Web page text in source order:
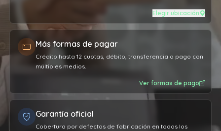
Elegir ubicación
Más formas de pagar
Crédito hasta 12 cuotas, débito, transferencia o pago con
múltiples medios.
Ver formas de pago
Garantía oficial
Cobertura por defectos de fabricación en todos los